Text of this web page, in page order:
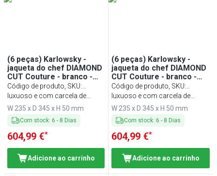
(6 peças) Karlowsky -
jaqueta do chef DIAMOND
CUT Couture - branco -
tamanho: 52
Código de produto, SKU:
KJDCCK52W#SET
luxuoso e com carcela de
botão oculta
W 235 x D 345 x H 50 mm
Com stock: 6 - 8 Dias
604,99 €*
Adicione ao carrinho
(6 peças) Karlowsky -
jaqueta do chef DIAMOND
CUT Couture - branco -
tamanho: 54
Código de produto, SKU:
KJDCCK54W#SET
luxuoso e com carcela de
botão oculta
W 235 x D 345 x H 50 mm
Com stock: 6 - 8 Dias
604,99 €*
Adicione ao carrinho